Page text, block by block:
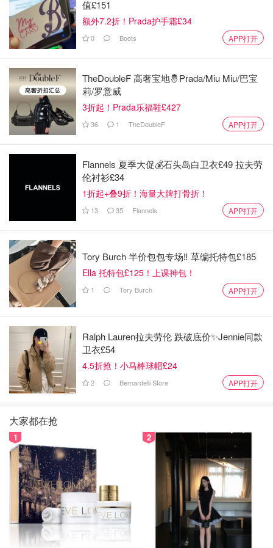
值£151
额外7.2折！Prada护手霜£34
0 Boots APP打开
TheDoubleF 高奢宝地🤴Prada/Miu Miu/巴宝
莉/罗意威
3折起！Prada乐福鞋£427
36 1 TheDoubleF APP打开
Flannels 夏季大促💰石头岛白卫衣£49 拉夫劳
伦衬衫£34
1折起+叠9折！海量大牌打骨折！
13 35 Flannels APP打开
Tory Burch 半价包包专场‼️ 草编托特包£185
Ella 托特包£125！上课神包！
1 Tory Burch APP打开
Ralph Lauren拉夫劳伦 跌破底价✨Jennie同款
卫衣£54
4.5折抢！小马棒球帽£24
2 Bernardelli Store APP打开
大家都在抢
1 2